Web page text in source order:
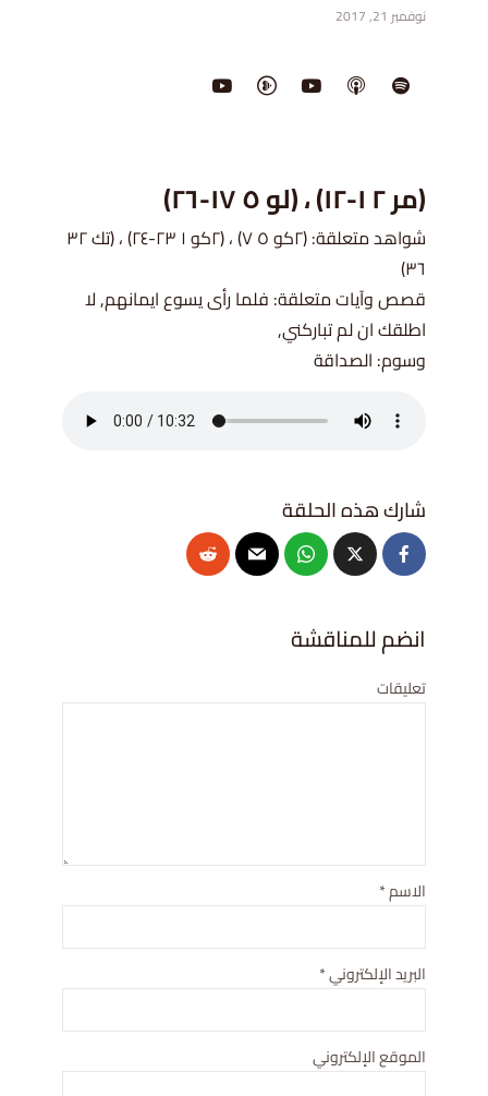
نوفمبر 21, 2017
(مر ٢ ١-١٢) ، (لو ٥ ١٧-٢٦)
شواهد متعلقة: (٢كو ٥ ٧) ، (٢كو ١ ٢٣-٢٤) ، (تك ٣٢
٣٦)
قصص وآيات متعلقة: فلما رأى يسوع ايمانهم, لا
اطلقك ان لم تباركني,
وسوم: الصداقة
انضم للمناقشة
تعليقات
الاسم*
البريد الإلكتروني*
الموقع الإلكتروني